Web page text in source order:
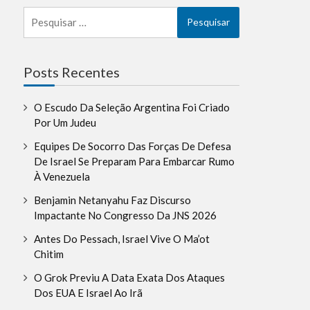
por:
Posts Recentes
O Escudo Da Seleção Argentina Foi Criado
Por Um Judeu
Equipes De Socorro Das Forças De Defesa
De Israel Se Preparam Para Embarcar Rumo
À Venezuela
Benjamin Netanyahu Faz Discurso
Impactante No Congresso Da JNS 2026
Antes Do Pessach, Israel Vive O Ma’ot
Chitim
O Grok Previu A Data Exata Dos Ataques
Dos EUA E Israel Ao Irã